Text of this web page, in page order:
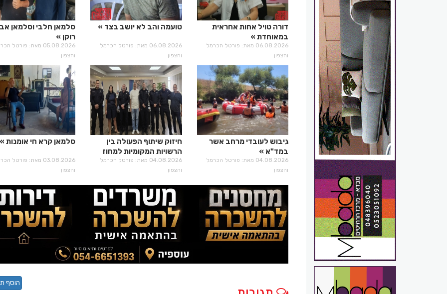
דורה טויל אחות אחראית
במאוחדת
06.08.2026 מאת: פורטל הכרמל
והצפון
טועמה והב לא יושב בצד
06.08.2026 מאת: פורטל הכרמל
והצפון
סלמאן חלבי וסלמאן
רוקן
05.08.2026 מאת: פורטל
והצפון
גיבוש לעובדי מרחב אשר
במד"א
04.08.2026 מאת: פורטל הכרמל
והצפון
חיזוק שיתוף הפעולה בין
הרשויות המקומיות למחוז
חוף מרחב מנשה04.08.2026 מאת: פורטל הכרמל
והצפון
סלמאן קרא חי אומנות
03.08.2026 מאת: פורטל
והצפון
הוסף